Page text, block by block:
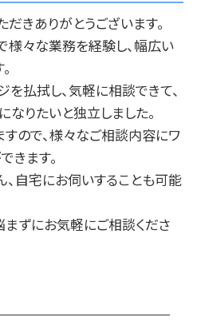
きありがとうございます。
様々な業務を経験し、幅広い
払拭し、気軽に相談できて、
りたいと独立しました。
ので、様々なご相談内容にワ
きます。
自宅にお伺いすることも可能
ずにお気軽にご相談くださ